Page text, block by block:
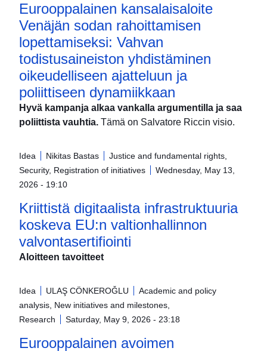
Eurooppalainen kansalaisaloite
Venäjän sodan rahoittamisen
lopettamiseksi: Vahvan
todistusaineiston yhdistäminen
oikeudelliseen ajatteluun ja
poliittiseen dynamiikkaan
Hyvä kampanja alkaa vankalla argumentilla ja saa
poliittista vauhtia. Tämä on Salvatore Riccin visio.
Idea Nikitas Bastas
Justice and fundamental rights,
Security, Registration of initiatives
Wednesday, May 13,
2026 - 19:10
Kriittistä digitaalista infrastruktuuria
koskeva EU:n valtionhallinnon
valvontasertifiointi
Aloitteen tavoitteet
Idea ULAŞ CÖNKEROǦLU
Academic and policy
analysis, New initiatives and milestones,
Research
Saturday, May 9, 2026 - 23:18
Eurooppalainen avoimen